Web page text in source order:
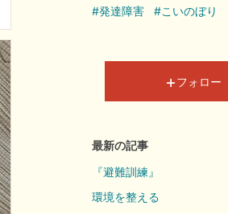
#発達障害 #こいのぼり
フォロー
最新の記事
『避難訓練』
環境を整える